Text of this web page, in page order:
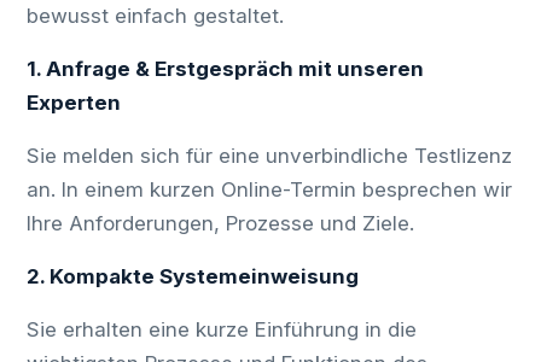
bewusst einfach gestaltet.
1. Anfrage & Erstgespräch mit unseren
Experten
Sie melden sich für eine unverbindliche Testlizenz
an. In einem kurzen Online-Termin besprechen wir
Ihre Anforderungen, Prozesse und Ziele.
2. Kompakte Systemeinweisung
Sie erhalten eine kurze Einführung in die